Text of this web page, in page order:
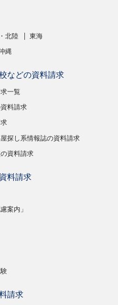
北陸 東海
縄
などの資料請求
一覧
料請求
探し系情報誌の資料請求
資料請求
料請求
案内」
請求